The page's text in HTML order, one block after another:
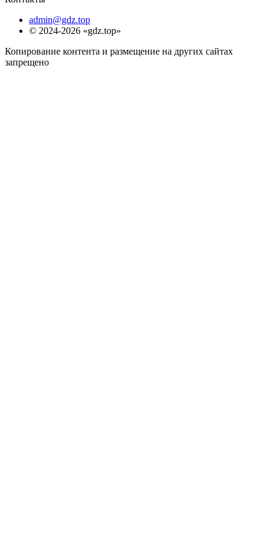
admin@gdz.top
© 2024-2026 «gdz.top»
Копирование контента и размещение на других сайтах
запрещено